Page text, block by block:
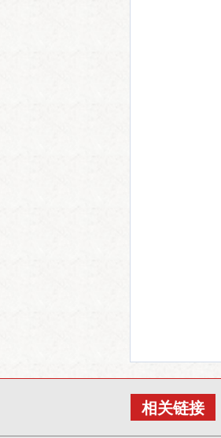
相关链接